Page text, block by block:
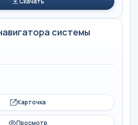
системы
Карточка
Просмотр